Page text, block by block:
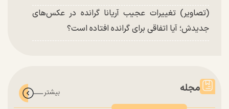
(تصاویر) تغییرات عجیب آریانا گرانده در عکس‌های
جدیدش؛ آیا اتفاقی برای گرانده افتاده است؟
مجله